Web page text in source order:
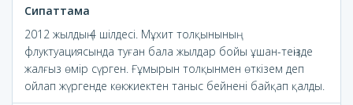
Сипаттама
2012 жылдың 4 шілдесі. Мұхит толқынының
флуктуациясында туған бала жылдар бойы ұшан-теңізде
жалғыз өмір сүрген. Ғұмырын толқынмен өткізем деп
ойлап жүргенде көкжиектен таныс бейнені байқап қалды.